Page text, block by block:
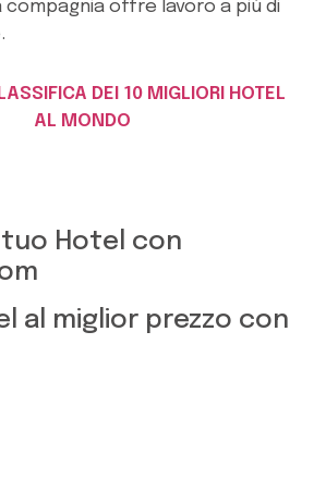
offre lavoro a più di
DEI 10 MIGLIORI HOTEL
AL MONDO
Hotel con
al miglior prezzo con